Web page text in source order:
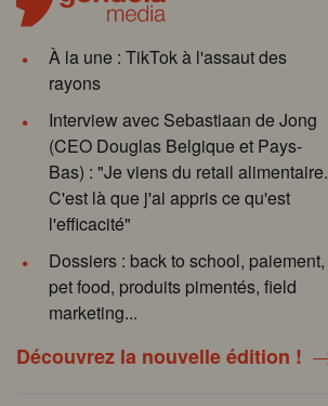
À la une : TikTok à l'assaut des
rayons
Interview avec Sebastiaan de Jong
(CEO Douglas Belgique et Pays-
Bas) : "Je viens du retail alimentaire.
C'est là que j'ai appris ce qu'est
l'efficacité"
Dossiers : back to school, paiement,
pet food, produits pimentés, field
marketing...
Découvrez la nouvelle édition !